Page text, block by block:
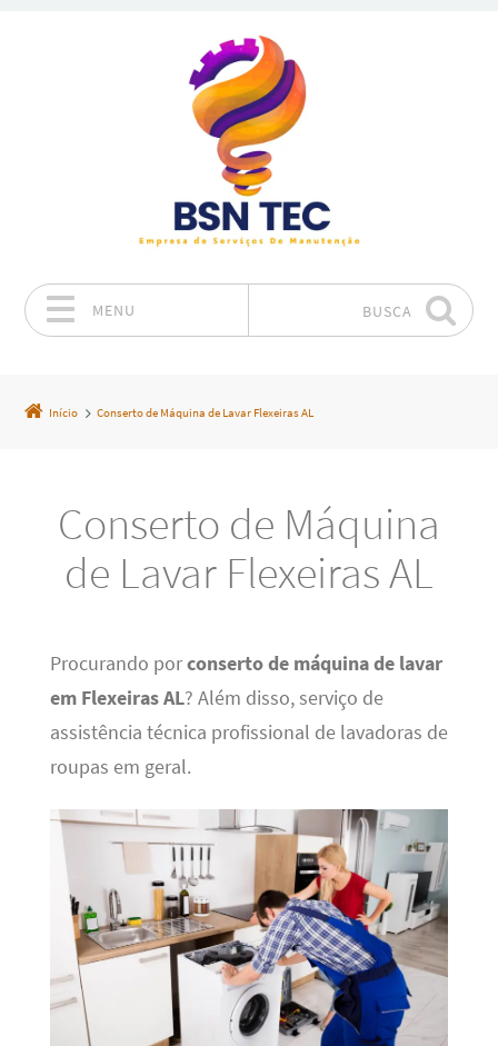
MENU BUSCA
Início Conserto de Máquina de Lavar Flexeiras AL
Conserto de Máquina
de Lavar Flexeiras AL
Procurando porconserto de máquina de lavar
em Flexeiras AL? Além disso, serviço de
assistência técnica profissional de lavadoras de
roupas em geral.